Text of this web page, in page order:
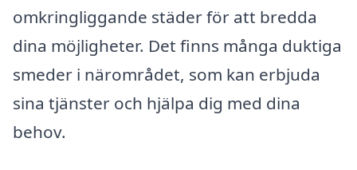
omkringliggande städer för att bredda
dina möjligheter. Det finns många duktiga
smeder i närområdet, som kan erbjuda
sina tjänster och hjälpa dig med dina
behov.